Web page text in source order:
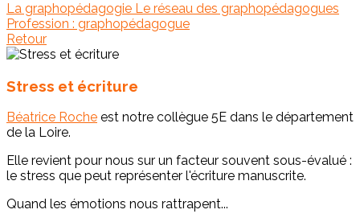
La graphopédagogie Le réseau des graphopédagogues
Profession : graphopédagogue
Retour
Stress et écriture
Béatrice Roche est notre collègue 5E dans le département
de la Loire.
Elle revient pour nous sur un facteur souvent sous-évalué :
le stress que peut représenter l'écriture manuscrite.
Quand les émotions nous rattrapent...